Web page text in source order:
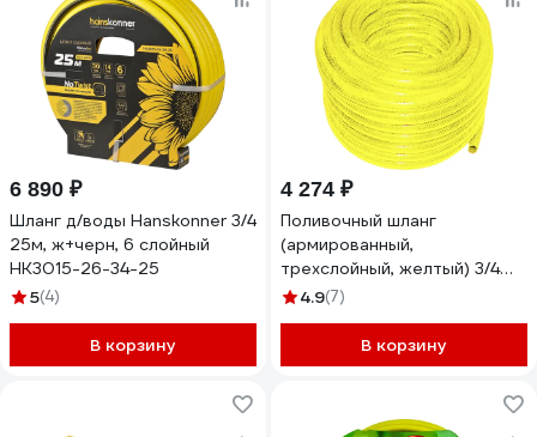
6 890 ₽
Шланг д/воды Hanskonner 3/4
25м, ж+черн, 6 слойный
HK3015-26-34-25
5(4)
В корзину
4 274 ₽
Поливочный шланг
(армированный,
трехслойный, желтый) 3/4
дюйма х 25м ФАРИНА 93316
4.9(7)
В корзину